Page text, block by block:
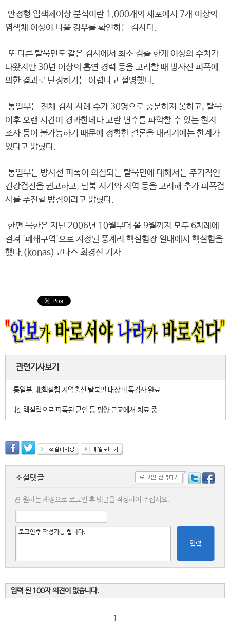
안정형 염색체이상 분석이란 1,000개의 세포에서 7개 이상의
염색체 이상이 나올 경우를 확인하는 검사다.
또 다른 탈북민도 같은 검사에서 최소 검출 한계 이상의 수치가
나왔지만 30년 이상의 흡연 경력 등을 고려할 때 방사선 피폭에
의한 결과로 단정하기는 어렵다고 설명했다.
통일부는 전체 검사 사례 수가 30명으로 충분하지 못하고, 탈북
이후 오랜 시간이 경과한데다 교란 변수를 파악할 수 있는 현지
조사 등이 불가능하기 때문에 정확한 결론을 내리기에는 한계가
있다고 밝혔다.
통일부는 방사선 피폭이 의심되는 탈북민에 대해서는 주기적인
건강검진을 권고하고, 탈북 시기와 지역 등을 고려해 추가 피폭검
사를 추진할 방침이라고 밝혔다.
한편 북한은 지난 2006년 10월부터 올 9월까지 모두 6차례에
걸쳐 '폐쇄구역'으로 지정된 풍계리 핵실험장 일대에서 핵실험을
했다.(konas)코나스 최경선 기자
관련기사보기
통일부, 北핵실험 지역출신 탈북민 대상 피폭검사 완료
北, 핵실험으로 피폭된 군인 등 평양 근교에서 치료 중
소셜댓글
원하는 계정으로 로그인 후 댓글을 작성하여 주십시요.
입력
입력 된 100자 의견이 없습니다.
1